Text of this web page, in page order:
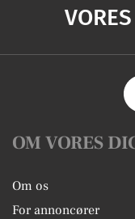
OM VORES
Om os
For annoncører